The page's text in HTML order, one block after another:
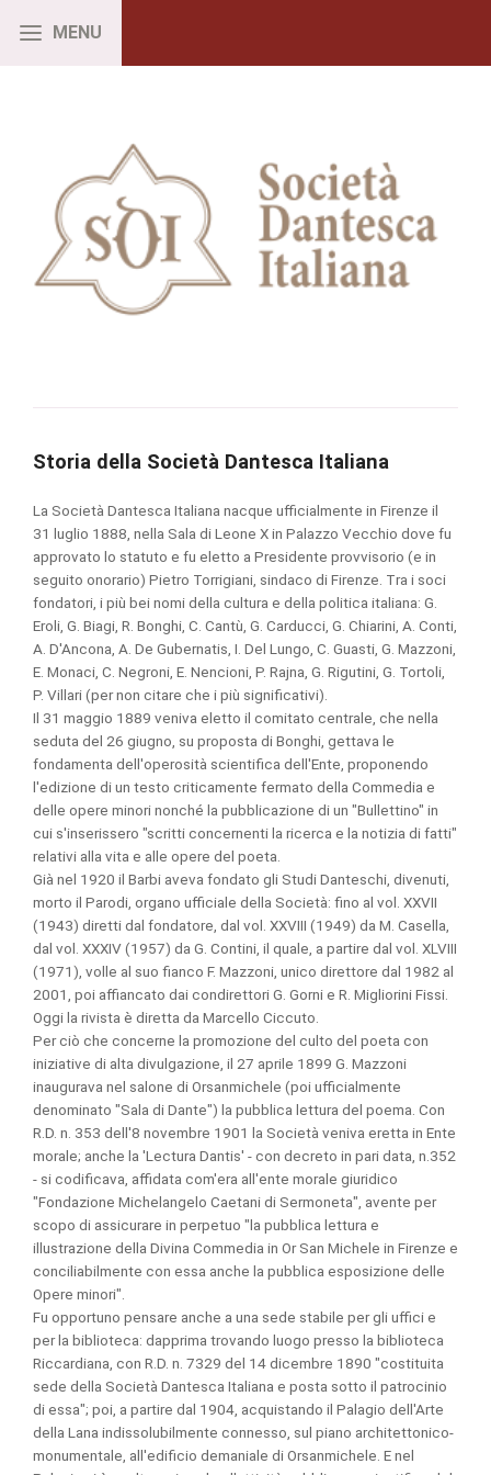
Storia della Società Dantesca Italiana
La Società Dantesca Italiana nacque ufficialmente in Firenze il
31 luglio 1888, nella Sala di Leone X in Palazzo Vecchio dove fu
approvato lo statuto e fu eletto a Presidente provvisorio (e in
seguito onorario) Pietro Torrigiani, sindaco di Firenze. Tra i soci
fondatori, i più bei nomi della cultura e della politica italiana: G.
Eroli, G. Biagi, R. Bonghi, C. Cantù, G. Carducci, G. Chiarini, A. Conti,
A. D'Ancona, A. De Gubernatis, I. Del Lungo, C. Guasti, G. Mazzoni,
E. Monaci, C. Negroni, E. Nencioni, P. Rajna, G. Rigutini, G. Tortoli,
P. Villari (per non citare che i più significativi).
Il 31 maggio 1889 veniva eletto il comitato centrale, che nella
seduta del 26 giugno, su proposta di Bonghi, gettava le
fondamenta dell'operosità scientifica dell'Ente, proponendo
l'edizione di un testo criticamente fermato della Commedia e
delle opere minori nonché la pubblicazione di un "Bullettino" in
cui s'inserissero "scritti concernenti la ricerca e la notizia di fatti"
relativi alla vita e alle opere del poeta.
Già nel 1920 il Barbi aveva fondato gli Studi Danteschi, divenuti,
morto il Parodi, organo ufficiale della Società: fino al vol. XXVII
(1943) diretti dal fondatore, dal vol. XXVIII (1949) da M. Casella,
dal vol. XXXIV (1957) da G. Contini, il quale, a partire dal vol. XLVIII
(1971), volle al suo fianco F. Mazzoni, unico direttore dal 1982 al
2001, poi affiancato dai condirettori G. Gorni e R. Migliorini Fissi.
Oggi la rivista è diretta da Marcello Ciccuto.
Per ciò che concerne la promozione del culto del poeta con
iniziative di alta divulgazione, il 27 aprile 1899 G. Mazzoni
inaugurava nel salone di Orsanmichele (poi ufficialmente
denominato "Sala di Dante") la pubblica lettura del poema. Con
R.D. n. 353 dell'8 novembre 1901 la Società veniva eretta in Ente
morale; anche la 'Lectura Dantis' - con decreto in pari data, n.352
- si codificava, affidata com'era all'ente morale giuridico
"Fondazione Michelangelo Caetani di Sermoneta", avente per
scopo di assicurare in perpetuo "la pubblica lettura e
illustrazione della Divina Commedia in Or San Michele in Firenze e
conciliabilmente con essa anche la pubblica esposizione delle
Opere minori".
Fu opportuno pensare anche a una sede stabile per gli uffici e
per la biblioteca: dapprima trovando luogo presso la biblioteca
Riccardiana, con R.D. n. 7329 del 14 dicembre 1890 "costituita
sede della Società Dantesca Italiana e posta sotto il patrocinio
di essa"; poi, a partire dal 1904, acquistando il Palagio dell'Arte
della Lana indissolubilmente connesso, sul piano architettonico-
monumentale, all'edificio demaniale di Orsanmichele. E nel